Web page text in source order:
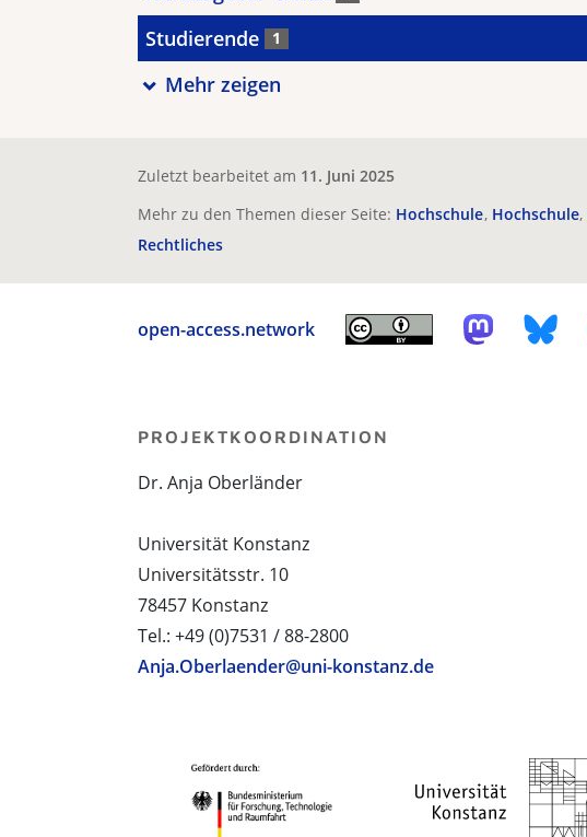
Studierende 1
Mehr zeigen
Zuletzt bearbeitet am 11. Juni 2025
Mehr zu den Themen dieser Seite: Hochschule Hochschule
Rechtliches
open-access.network
PROJEKTKOORDINATION
Dr. Anja Oberländer
Universität Konstanz
Universitätsstr. 10
78457 Konstanz
Tel.: +49 (0)7531 / 88-2800
Anja.Oberlaender@uni-konstanz.de